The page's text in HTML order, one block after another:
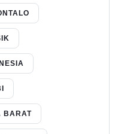
BARAT